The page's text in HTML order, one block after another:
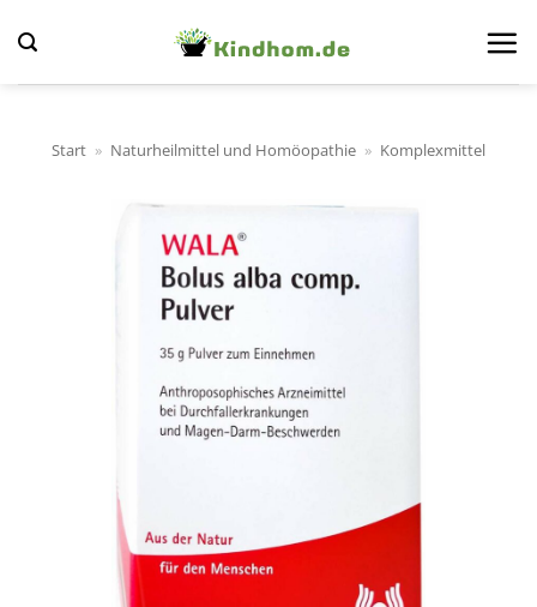
Inhalt
springen
Start » Naturheilmittel und Homöopathie » Komplexmittel